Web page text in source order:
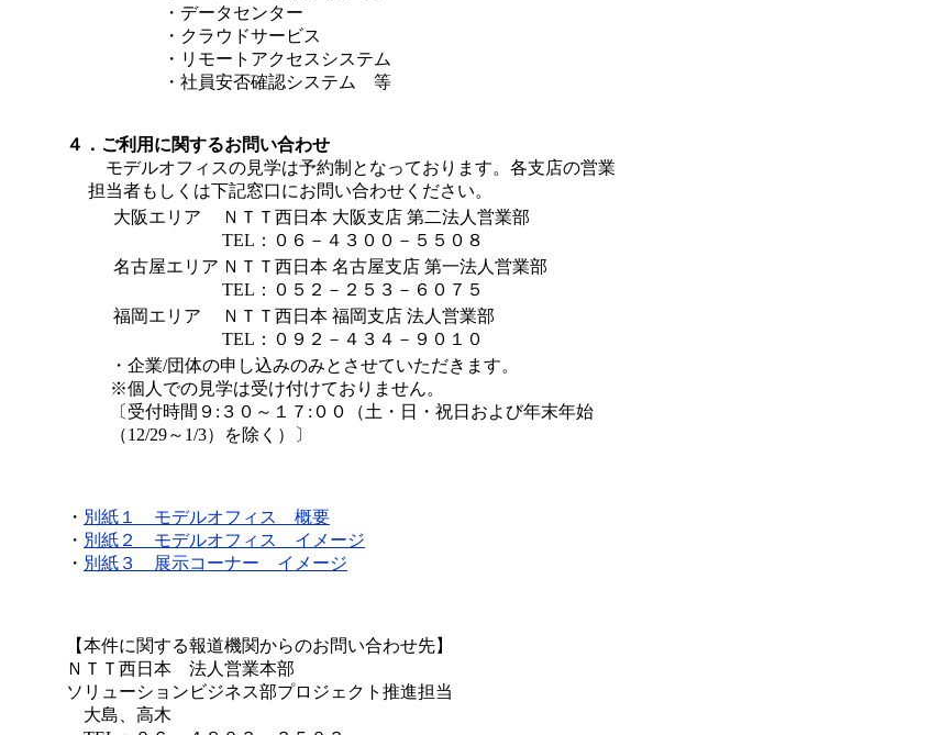
・データセンター
・クラウドサービス
・リモートアクセスシステム
・社員安否確認システム 等
４．ご利用に関するお問い合わせ
モデルオフィスの見学は予約制となっております。各支店の営業
担当者もしくは下記窓口にお問い合わせください。
大阪エリア
ＮＴＴ西日本 大阪支店 第二法人営業部
TEL：０６－４３００－５５０８
名古屋エリア ＮＴＴ西日本 名古屋支店 第一法人営業部
TEL：０５２－２５３－６０７５
福岡エリア
ＮＴＴ西日本 福岡支店 法人営業部
TEL：０９２－４３４－９０１０
・企業/団体の申し込みのみとさせていただきます。
※個人での見学は受け付けておりません。
〔受付時間９:３０～１７:００（土・日・祝日および年末年始
（12/29～1/3）を除く）〕
・ 別紙１ モデルオフィス 概要
・ 別紙２ モデルオフィス イメージ
・ 別紙３ 展示コーナー イメージ
【本件に関する報道機関からのお問い合わせ先】
ＮＴＴ西日本 法人営業本部
ソリューションビジネス部プロジェクト推進担当
大島、高木